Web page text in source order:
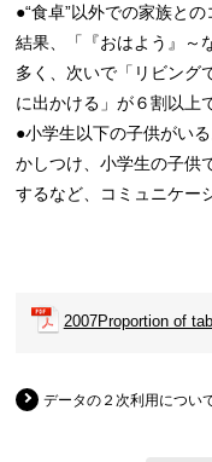
●“食卓”以外での家族と
結果、「『おはよう』～
多く、次いで「リビング
に出かける」が６割以上
●小学生以下の子供がい
かしつけ、小学生の子供
するなど、コミュニケー
2007Proportion of
データの２次利用につい